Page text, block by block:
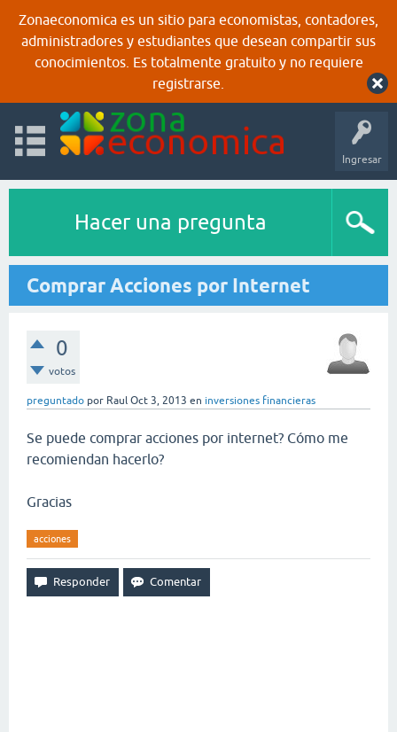
Zonaeconomica es un sitio para economistas, contadores,
administradores y estudiantes que desean compartir sus
conocimientos. Es totalmente gratuito y no requiere
registrarse.
Ingresar
Hacer una pregunta
Comprar Acciones por Internet
0
votos
preguntado por Raul Oct 3, 2013 en inversiones financieras
Se puede comprar acciones por internet? Cómo me
recomiendan hacerlo?
Gracias
acciones